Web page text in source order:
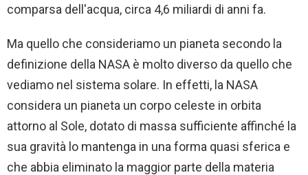
comparsa dell'acqua, circa 4,6 miliardi di anni fa.
Ma quello che consideriamo un pianeta secondo la
definizione della NASA è molto diverso da quello che
vediamo nel sistema solare. In effetti, la NASA
considera un pianeta un corpo celeste in orbita
attorno al Sole, dotato di massa sufficiente affinché la
sua gravità lo mantenga in una forma quasi sferica e
che abbia eliminato la maggior parte della materia